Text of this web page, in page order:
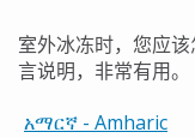
室外冰冻时，您应该
言说明，非常有用。
አማርኛ - Amharic